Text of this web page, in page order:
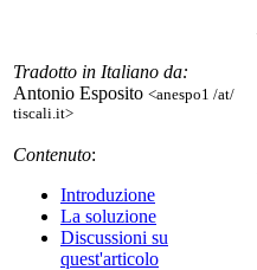
Tradotto in Italiano da:
Antonio Esposito <anespo1 /at/
tiscali.it>
Contenuto:
Introduzione
La soluzione
Discussioni su
quest'articolo